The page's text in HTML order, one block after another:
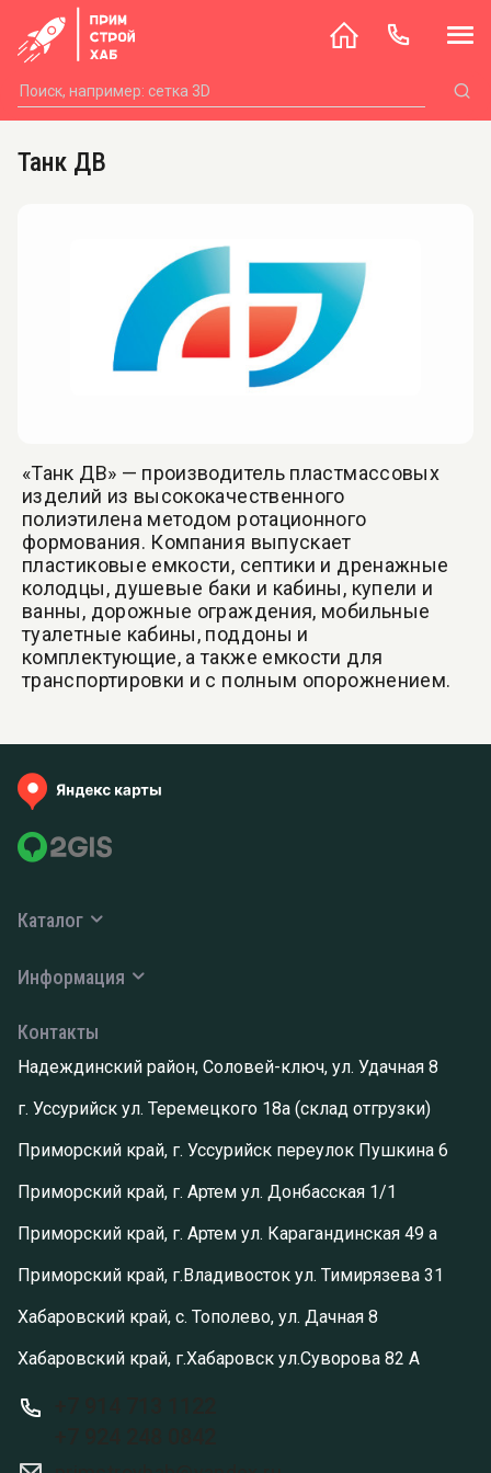
Танк ДВ
«Танк ДВ» — производитель пластмассовых
изделий из высококачественного
полиэтилена методом ротационного
формования. Компания выпускает
пластиковые емкости, септики и дренажные
колодцы, душевые баки и кабины, купели и
ванны, дорожные ограждения, мобильные
туалетные кабины, поддоны и
комплектующие, а также емкости для
транспортировки и с полным опорожнением.
Каталог
Информация
Контакты
Надеждинский район, Соловей-ключ, ул. Удачная 8
г. Уссурийск ул. Теремецкого 18а (склад отгрузки)
Приморский край, г. Уссурийск переулок Пушкина 6
Приморский край, г. Артем ул. Донбасская 1/1
Приморский край, г. Артем ул. Карагандинская 49 а
Приморский край, г.Владивосток ул. Тимирязева 31
Хабаровский край, с. Тополево, ул. Дачная 8
Хабаровский край, г.Хабаровск ул.Суворова 82 А